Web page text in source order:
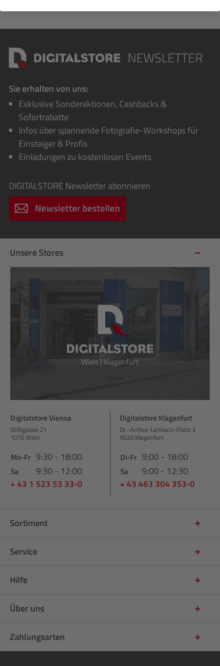
Sie erhalten von uns:
Exklusive Sonderaktionen, Cashbacks &
Sofortrabatte
Infos über spannende Fotografie-Workshops für
Einsteiger & Profis
Einladungen zu kostenlosen Events
DIGITALSTORE Newsletter abonnieren
Newsletter bestellen
Unsere Stores
Digitalstore Vienna
Stiftgasse 21
1070 Wien
Mo-Fr 9:30 - 18:00
Sa 9:30 - 12:00
+ 43 1 523 53 33-0
Digitalstore Klagenfurt
Dr.-Arthur-Lemisch-Platz 3
9020 Klagenfurt
Di-Fr 9:00 - 18:00
Sa 9:00 - 12:30
+ 43 463 304 353-0
Sortiment
Service
Hilfe
Über uns
Zahlungsarten